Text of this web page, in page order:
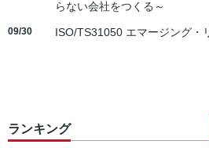
らない会社をつくる～
09/30 ISO/TS31050 エマージング・
ランキング